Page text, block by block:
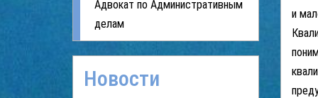
Адвокат по Административным
делам
Новости
и